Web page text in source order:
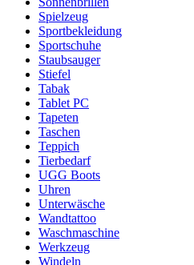
Spielzeug
Sportbekleidung
Sportschuhe
Staubsauger
Stiefel
Tabak
Tablet PC
Tapeten
Taschen
Teppich
Tierbedarf
UGG Boots
Uhren
Unterwäsche
Wandtattoo
Waschmaschine
Werkzeug
Windeln